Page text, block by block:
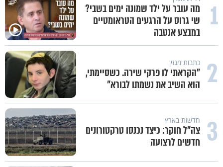
1
מה עובר על ילד שמונה ימים בשבי?
שי גרוס על הרגעים הטראומטיים
במבצע אנטבה
2 כתבות מגזין
"הקראתי לו פרקי שירה. כשסיימתי,
הוא השיב את נשמתו לבורא"
3 חדשות בארץ
צה"ל חוקר: כיצד נכנסו טרקטורונים
חדשים לרצועה